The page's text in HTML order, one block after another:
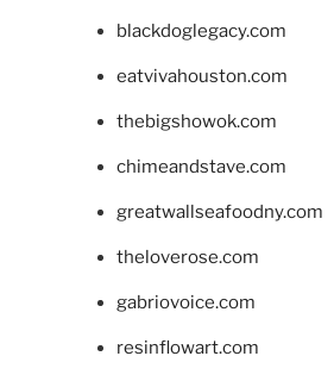
blackdoglegacy.com
eatvivahouston.com
thebigshowok.com
chimeandstave.com
greatwallseafoodny.com
theloverose.com
gabriovoice.com
resinflowart.com